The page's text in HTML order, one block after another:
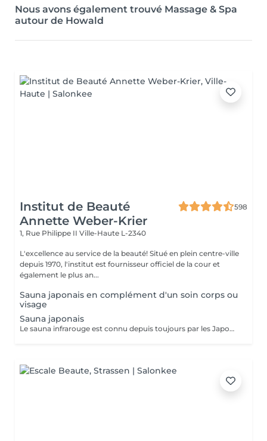
Nous avons également trouvé Massage & Spa
autour de Howald
Institut de Beauté
Annette Weber-Krier
598
1, Rue Philippe II Ville-Haute L-2340
L'excellence au service de la beauté! Situé en plein centre-ville
depuis 1970, l'institut est fournisseur officiel de la cour et
également le plus an...
Sauna japonais en complément d'un soin corps ou
visage
Sauna japonais
Le sauna infrarouge est connu depuis toujours par les Japonais pour ses vertus apaisantes et détoxifiantes. Equipé d'une technologie carbone, le Sauna Dôme est constitué d'un matelas et de 2 dômes qui émettent des infrarouges longs. Les pierres minérales intégrées décuplent les bienfaits des infrarouges (+300 pierres). Amincissement Détox : Perte jusqu'à 600 calories/séance- Sudation intense-Amélioration de la qualité de peau-Perte de -4,4cm** de tour de ventre en moyenne -18% de graisse abdominale** après 20 séances Relaxation/stress/sommeil -7,2% du cortisol* dans le sang (hormone du stress)-Baisse de -20,7%* du stress perçu-Détente musculaire et récupération après l'effort : -30,7%* de courbatures DETOX: Purification de la peau et de l'organisme-Elimination des toxines et métaux lourds : -10,5%* de plomb dans le corps Pierre de TOURMALINE MARRON : Renforcement de l'organisme- Ions négatifs- Détox métaux lourds- Vitalité Pierre de JADE : Effets relaxants et purifiants- Purification- Détente- Equilibre cellulaire Pierre de Germanium Noire : Régénérateur cellulaire- Détox- Apaise- Renforce le système immunitaire